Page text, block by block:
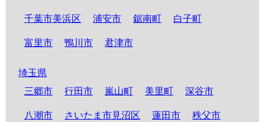
千葉市美浜区 浦安市 鋸南町 白子町
富里市 鴨川市 君津市
埼玉県
三郷市
行田市 嵐山町 美里町 深谷市
八潮市 さいたま市見沼区 蓮田市 秩父市